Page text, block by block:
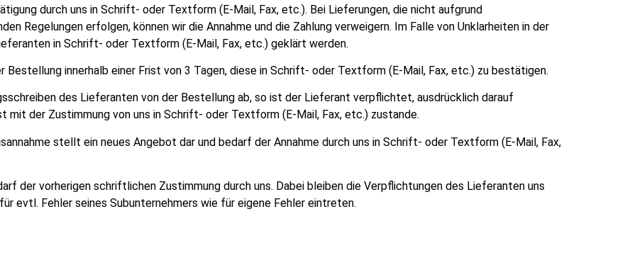
durch uns in Schrift- oder Textform (E-Mail, Fax, etc.). Bei Lieferungen, die nicht aufgrund
Regelungen erfolgen, können wir die Annahme und die Zahlung verweigern. Im Falle von Unklarheiten in der
in Schrift- oder Textform (E-Mail, Fax, etc.) geklärt werden.
innerhalb einer Frist von 3 Tagen, diese in Schrift- oder Textform (E-Mail, Fax, etc.) zu bestätigen.
des Lieferanten von der Bestellung ab, so ist der Lieferant verpflichtet, ausdrücklich darauf
mit der Zustimmung von uns in Schrift- oder Textform (E-Mail, Fax, etc.) zustande.
stellt ein neues Angebot dar und bedarf der Annahme durch uns in Schrift- oder Textform (E-Mail, Fax,
der vorherigen schriftlichen Zustimmung durch uns. Dabei bleiben die Verpflichtungen des Lieferanten uns
evtl. Fehler seines Subunternehmers wie für eigene Fehler eintreten.